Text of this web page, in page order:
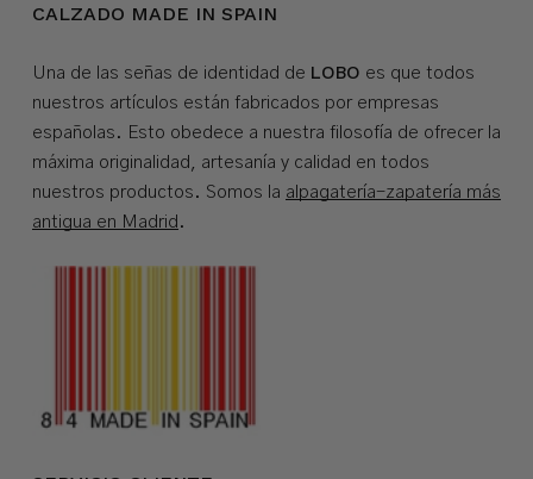
CALZADO MADE IN SPAIN
Una de las señas de identidad de LOBO es que todos
nuestros artículos están fabricados por empresas
españolas. Esto obedece a nuestra filosofía de ofrecer la
máxima originalidad, artesanía y calidad en todos
nuestros productos. Somos la alpagatería-zapatería más
antigua en Madrid .